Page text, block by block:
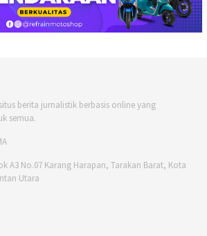
berita jurnalistik berbasis online yang
semua.
A3 No.07 Karang Harapan, Tarakan Barat, Kota
Utara